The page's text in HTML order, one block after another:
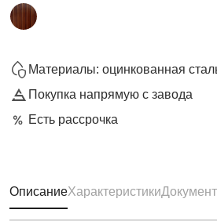
Материалы: оцинкованная
Покупка напрямую с завода
Есть рассрочка
ОписаниеХарактеристики